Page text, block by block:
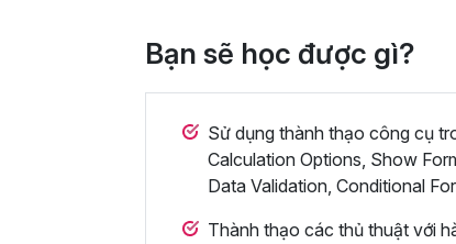
Bạn sẽ học được gì?
Sử dụng thành thạo công cụ
Calculation Options, Show
Data Validation, Conditional
Thành thạo các thủ thuật với